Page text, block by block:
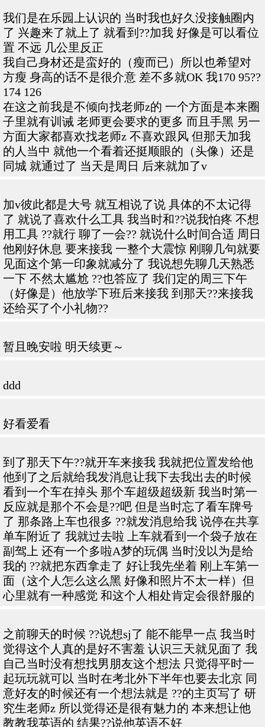
我们是在乐园上认识的 当时我也好久没接触圈内
了 兴趣来了就上了 就看到??加我 好像是可以看位
置 不远 几公里反正
我自己身材还是蛮好的（瘦而已）所以也希望对
方瘦 身高的话不是很介意 差不多就OK 我170 95??
174 126
在这之前我是不倾向找老师z的 一个方面是本来圈
子里就有训诫 老师更会要求的更多 而且手黑 另一
方面大家都喜欢找老师z 不喜欢跟风 但那天加我
的人当中 就他一个看着还挺顺眼的（头像）还是
同城 就通过了 当天是周日 后来就加了v
加v彼此都是大号 就互相说了说 具体的不太记得
了 就说了喜欢什么工具 我当时和??说我怕疼 不想
用工具 ??就行 聊了一会?? 就说什么时间合适 周日
他刚好休息 要来接我 一整个大震惊 刚聊几句就要
见面这个第一印象就减分了 我说想先聊几天熟悉
一下 不然太尴尬 ??也答应了 我们定的周三下午
（好像是）他放学下班后来接我 到那天??来接我
还给买了个小礼物??
暂且晚安啦 明天续更～
ddd
好看爱看
到了那天下午??就开车来接我 我就把位置发给他
他到了之后就给我发消息让我下去我出去的时候
看到一个车在掉头 那个车超级超级新 我当时第一
反应就是那个不会是??吧 但是当时忘了看车牌号
了 那条路上车也很多 ??就发消息给我 说停在共享
单车附近了 我就过去啦 上车就看到一个袋子放在
副驾上 还有一个多啦A梦的玩偶 当时没以为是给
我的 ??就把东西拿走了 好让我先坐着 刚上车第一
面（这个人怎么这么黑 好像和照片不太一样）但
心里就有一种感觉 和这个人相处肯定会很舒服的
之前聊天的时候 ??说想sj了 能不能早一点 我当时
觉得这个人真的是好不害羞 认识三天就见面了 我
自己当时没有想找男朋友这个想法 只觉得平时一
起玩玩就可以 当时在考北外下半年也要去北京 同
意好友的时候还有一个想法就是 ??的主页写了 研
究生老师z 所以觉得还是很有魅力的 本来想让他
教教我英语的 结果??说他英语不好